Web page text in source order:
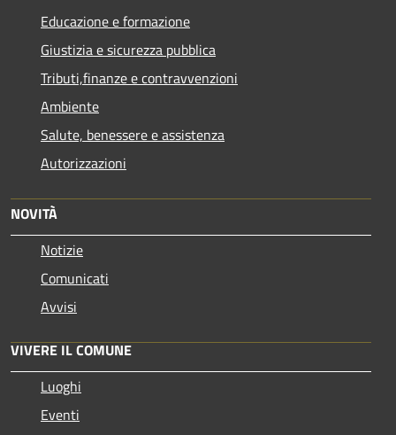
Educazione e formazione
Giustizia e sicurezza pubblica
Tributi,finanze e contravvenzioni
Ambiente
Salute, benessere e assistenza
Autorizzazioni
NOVITÀ
Notizie
Comunicati
Avvisi
VIVERE IL COMUNE
Luoghi
Eventi